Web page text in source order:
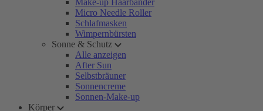
Make-up Haarbänder
Micro Needle Roller
Schlafmasken
Wimpernbürsten
Sonne & Schutz
Alle anzeigen
After Sun
Selbstbräuner
Sonnencreme
Sonnen-Make-up
Körper